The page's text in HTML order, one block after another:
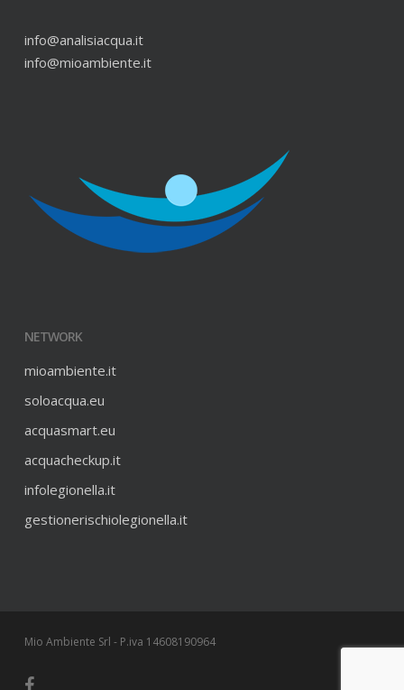
info@analisiacqua.it
info@mioambiente.it
NETWORK
mioambiente.it
soloacqua.eu
acquasmart.eu
acquacheckup.it
infolegionella.it
gestionerischiolegionella.it
Mio Ambiente Srl - P.iva 14608190964
facebook